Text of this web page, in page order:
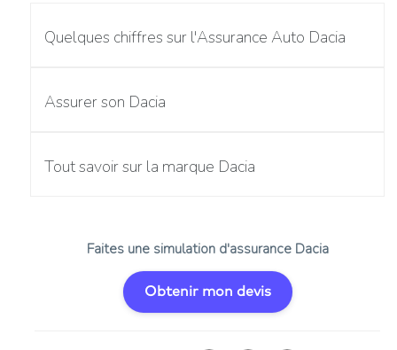
Quelques chiffres sur l'Assurance Auto Dacia
Assurer son Dacia
Tout savoir sur la marque Dacia
Faites une simulation d'assurance Dacia
Obtenir mon devis